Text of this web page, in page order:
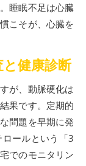
睡眠不足は心臓
こそが、心臓を
健康診断
が、動脈硬化は
果です。定期的
問題を早期に発
ールという「3
でのモニタリン